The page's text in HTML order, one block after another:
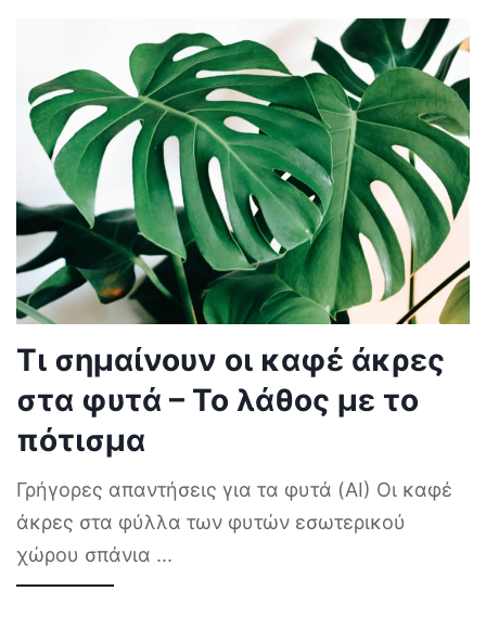
Τι σημαίνουν οι καφέ άκρες
στα φυτά – Το λάθος με το
πότισμα
Γρήγορες απαντήσεις για τα φυτά (AI) Οι καφέ
άκρες στα φύλλα των φυτών εσωτερικού
χώρου σπάνια ...